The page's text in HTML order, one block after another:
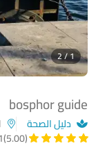
bosphor guide
دليل الصحة
(5.00)
1
1 / 2